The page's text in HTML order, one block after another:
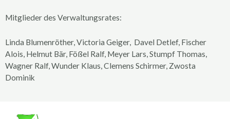
Mitglieder des Verwaltungsrates:
Linda Blumenröther, Victoria Geiger, Davel Detlef, Fischer
Alois, Helmut Bär, Fößel Ralf, Meyer Lars, Stumpf Thomas,
Wagner Ralf, Wunder Klaus, Clemens Schirmer, Zwosta
Dominik